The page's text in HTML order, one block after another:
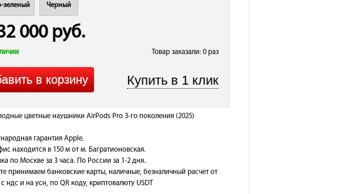
зеленый Черный
000 руб.
Товар заказали: 0 раз
цветные наушники AirPods Pro 3-го поколения (2025)
гарантия Apple.
находится в 150 м от м. Багратионовская.
по Москве за 3 часа. По России за 1-2 дня.
принимаем банковские карты, наличные, безналичный расчет от
ндс и на усн, по QR коду, криптовалюту USDT